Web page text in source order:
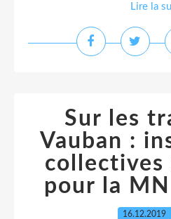
Lire la
Sur les
Vauban :
collectives
pour la
16.12.2019